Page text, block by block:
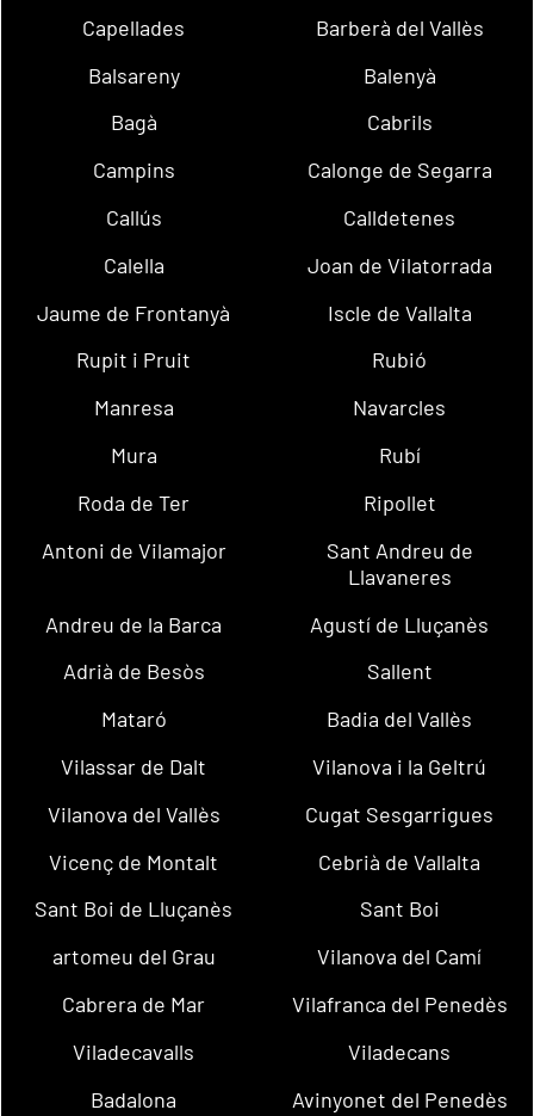
Capellades
Barberà del Vallès
Balsareny
Balenyà
Bagà
Cabrils
Campins
Calonge de Segarra
Callús
Calldetenes
Calella
Joan de Vilatorrada
Jaume de Frontanyà
Iscle de Vallalta
Rupit i Pruit
Rubió
Manresa
Navarcles
Mura
Rubí
Roda de Ter
Ripollet
Antoni de Vilamajor
Sant Andreu de
Llavaneres
Andreu de la Barca
Agustí de Lluçanès
Adrià de Besòs
Sallent
Mataró
Badia del Vallès
Vilassar de Dalt
Vilanova i la Geltrú
Vilanova del Vallès
Cugat Sesgarrigues
Vicenç de Montalt
Cebrià de Vallalta
Sant Boi de Lluçanès
Sant Boi
artomeu del Grau
Vilanova del Camí
Cabrera de Mar
Vilafranca del Penedès
Viladecavalls
Viladecans
Badalona
Avinyonet del Penedès